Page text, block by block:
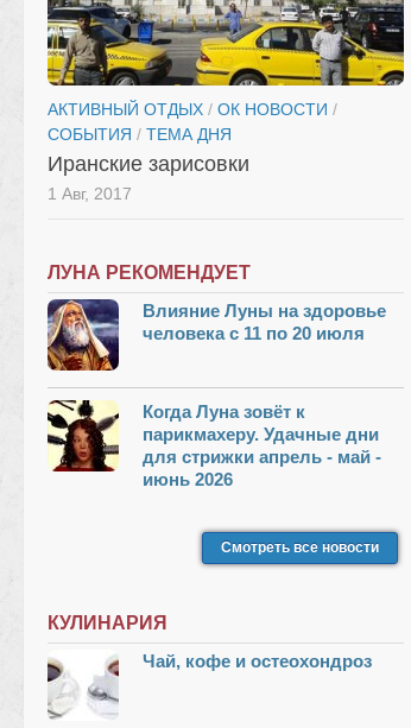
АКТИВНЫЙ ОТДЫХ / ОК НОВОСТИ /
СОБЫТИЯ / ТЕМА ДНЯ
Иранские зарисовки
1 Авг, 2017
ЛУНА РЕКОМЕНДУЕТ
Влияние Луны на здоровье
человека с 11 по 20 июля
Когда Луна зовёт к
парикмахеру. Удачные дни
для стрижки апрель - май -
июнь 2026
Смотреть все новости
КУЛИНАРИЯ
Чай, кофе и остеохондроз